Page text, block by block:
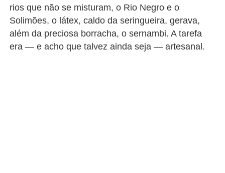
rios que não se misturam, o Rio Negro e o
Solimões, o látex, caldo da seringueira, gerava,
além da preciosa borracha, o sernambi. A tarefa
era— e acho que talvez ainda seja— artesanal.